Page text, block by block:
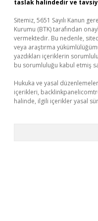
taslak halindedir ve
Sitemiz, 5651 Sayılı Kanun
Kurumu (BTK) tarafından
vermektedir. Bu nedenle,
veya araştırma
yazdıkları içeriklerin
bu sorumluluğu kabul etmiş
Hukuka ve yasal
içerikleri,
halinde, ilgili içerikler yasal